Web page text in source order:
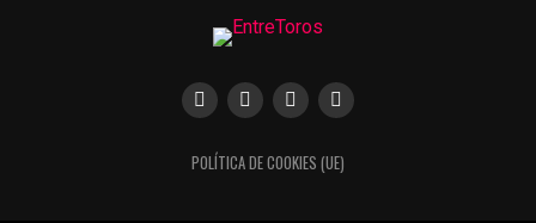
POLÍTICA DE COOKIES (UE)